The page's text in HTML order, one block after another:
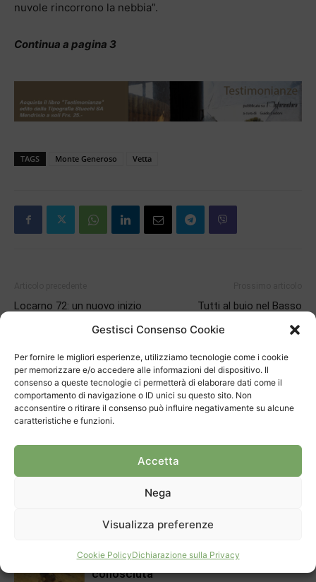
Gestisci Consenso Cookie
Per fornire le migliori esperienze, utilizziamo tecnologie come i cookie
per memorizzare e/o accedere alle informazioni del dispositivo. Il
consenso a queste tecnologie ci permetterà di elaborare dati come il
comportamento di navigazione o ID unici su questo sito. Non
acconsentire o ritirare il consenso può influire negativamente su alcune
caratteristiche e funzioni.
Accetta
Nega
Visualizza preferenze
Cookie PolicyDichiarazione sulla Privacy
nuvole rincorrono la nebbia”.
Continua a pagina 3
TAGS Monte Generoso Vetta
Locarno 72: un nuovo inizio
Tutti al buio nel Basso
dell’ordine sono in forte allerta
ARTICOLI CORRELATI DI PIÙ DELLO STESSO AUTORE
Isole galleggianti per curare il lago
“La Santa Lucia è una realtà
Sul San Giorgio la più antica vespa
conosciuta